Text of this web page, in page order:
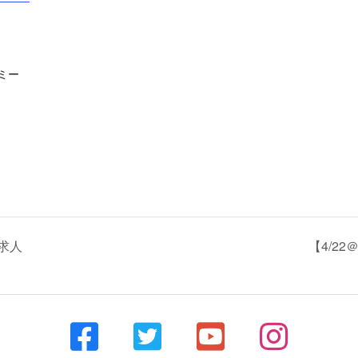
ー
人 【4/22